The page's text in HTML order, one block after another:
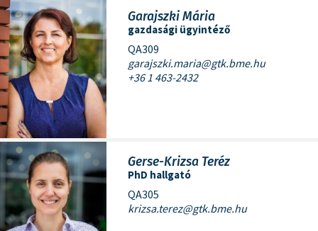
Garajszki Mária
gazdasági ügyintéző
QA309
garajszki.maria@gtk.bme.hu
+36 1 463-2432
Gerse-Krizsa Teréz
PhD hallgató
QA305
krizsa.terez@gtk.bme.hu